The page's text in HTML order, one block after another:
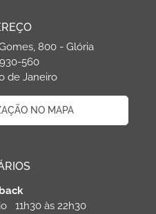
800 - Glória
560
de Janeiro
NO MAPA
11h30 às 22h30